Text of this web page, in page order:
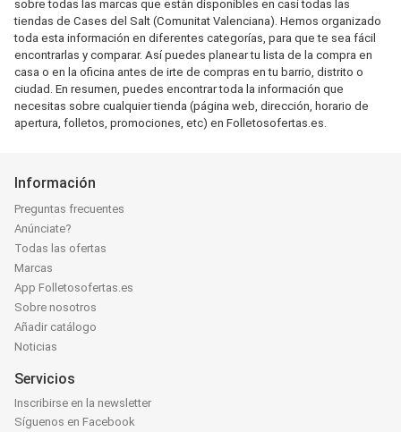
sobre todas las marcas que están disponibles en casi todas las
tiendas de Cases del Salt (Comunitat Valenciana). Hemos organizado
toda esta información en diferentes categorías, para que te sea fácil
encontrarlas y comparar. Así puedes planear tu lista de la compra en
casa o en la oficina antes de irte de compras en tu barrio, distrito o
ciudad. En resumen, puedes encontrar toda la información que
necesitas sobre cualquier tienda (página web, dirección, horario de
apertura, folletos, promociones, etc) en Folletosofertas.es.
Información
Preguntas frecuentes
Anúnciate?
Todas las ofertas
Marcas
App Folletosofertas.es
Sobre nosotros
Añadir catálogo
Noticias
Servicios
Inscribirse en la newsletter
Síguenos en Facebook